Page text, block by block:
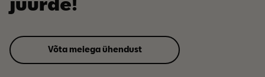
Võta meiega ühendust